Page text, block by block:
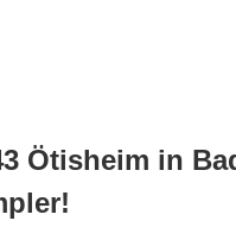
Ötisheim in